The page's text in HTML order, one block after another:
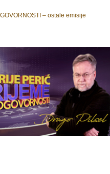
– ostale emisije